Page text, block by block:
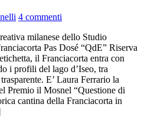
4 commenti
milanese dello Studio
Pas Dosé “QdE” Riserva
il Franciacorta entra con
i profili del lago d’Iseo, tra
E’ Laura Ferrario la
Premio il Mosnel “Questione di
cantina della Franciacorta in